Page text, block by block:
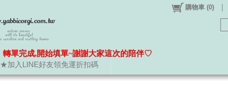
★加入LINE好友領免運折扣碼
購物車 (0)
轉單完成,開始填單~謝謝大家這次的陪伴♡